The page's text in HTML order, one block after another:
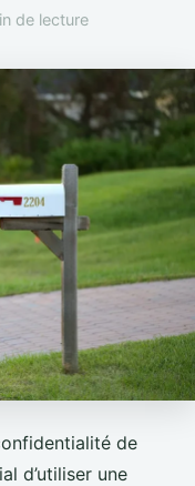
de lecture
de
d’utiliser une